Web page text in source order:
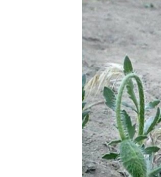
КРЫМ.НЕПОКОРЕННЫЙ
УКРАИНСКАЯ ПРОБЛЕМА КРЫМА